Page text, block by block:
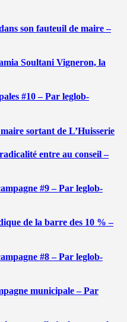
son fauteuil de maire –
Soultani Vigneron, la
#10 – Par leglob-
sortant de L’Huisserie
entre au conseil –
#9 – Par leglob-
de la barre des 10 % –
#8 – Par leglob-
municipale – Par